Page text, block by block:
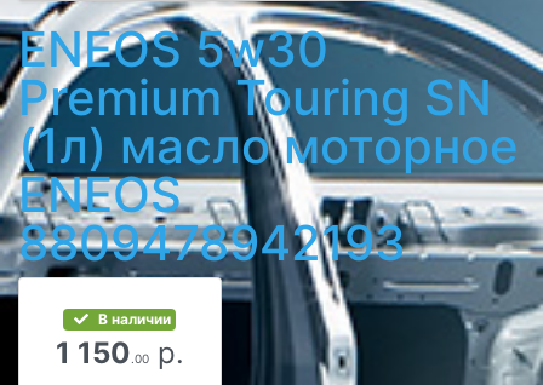
ENEOS 5w30
Premium Touring SN
(1л) масло моторное
ENEOS
8809478942193
В наличии
1 150 .00р.